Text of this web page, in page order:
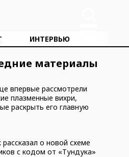
ИНТЕРВЬЮ
материалы
впервые рассмотрели
плазменные вихри,
раскрыть его главную
о новой схеме
с кодом от «Тундука»